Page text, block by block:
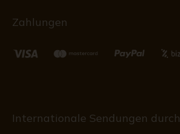
Zahlungen
Internationale Sendungen durch